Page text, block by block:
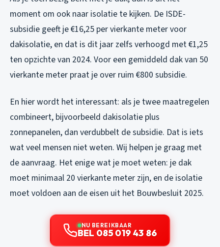
moment om ook naar isolatie te kijken. De ISDE-
subsidie geeft je €16,25 per vierkante meter voor
dakisolatie, en dat is dit jaar zelfs verhoogd met €1,25
ten opzichte van 2024. Voor een gemiddeld dak van 50
vierkante meter praat je over ruim €800 subsidie.
En hier wordt het interessant: als je twee maatregelen
combineert, bijvoorbeeld dakisolatie plus
zonnepanelen, dan verdubbelt de subsidie. Dat is iets
wat veel mensen niet weten. Wij helpen je graag met
de aanvraag. Het enige wat je moet weten: je dak
moet minimaal 20 vierkante meter zijn, en de isolatie
moet voldoen aan de eisen uit het Bouwbesluit 2025.
NU BEREIKBAAR
BEL 085 019 43 86